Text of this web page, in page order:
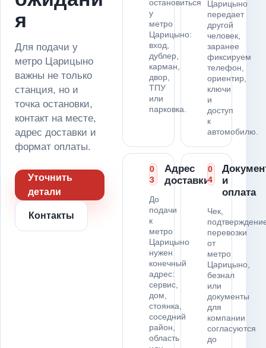
я
Для подачи у
метро Царицыно
важны не только
станция, но и
точка остановки,
контакт на месте,
адрес доставки и
формат оплаты.
Уточнить
детали
Контакты
остановиться
у
метро
Царицыно:
вход,
дублер,
карман,
двор,
ТПУ
или
парковка.
Царицыно
передает
другой
человек,
заранее
фиксируем
телефон,
ориентир,
ключи
и
доступ
к
автомобилю.
0
3
Адрес
доставки
До
подачи
к
метро
Царицыно
нужен
конечный
адрес:
сервис,
дом,
стоянка,
соседний
район,
область
0
4
и
оплата
Чек,
перевозки
от
метро
Царицыно,
безнал
или
документы
для
компании
согласуются
до